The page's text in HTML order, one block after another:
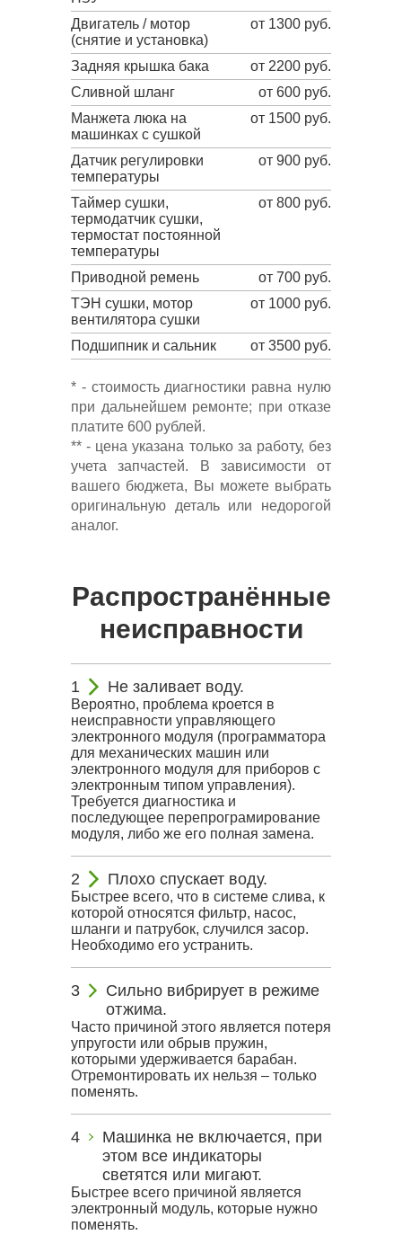
Двигатель / мотор
(снятие и установка)
от 1300 руб.
Задняя крышка бака
от 2200 руб.
Сливной шланг
от 600 руб.
Манжета люка на
машинках с сушкой
от 1500 руб.
Датчик регулировки
температуры
от 900 руб.
Таймер сушки,
термодатчик сушки,
термостат постоянной
температуры
от 800 руб.
Приводной ремень
от 700 руб.
ТЭН сушки, мотор
вентилятора сушки
от 1000 руб.
Подшипник и сальник от 3500 руб.
* - стоимость диагностики равна нулю
при дальнейшем ремонте; при отказе
платите 600 рублей.
** - цена указана только за работу, без
учета запчастей. В зависимости от
вашего бюджета, Вы можете выбрать
оригинальную деталь или недорогой
аналог.
Распространённые
неисправности
Не заливает воду.
Вероятно, проблема кроется в
неисправности управляющего
электронного модуля (программатора
для механических машин или
электронного модуля для приборов с
электронным типом управления).
Требуется диагностика и
последующее перепрограмирование
модуля, либо же его полная замена.
Плохо спускает воду.
Быстрее всего, что в системе слива, к
которой относятся фильтр, насос,
шланги и патрубок, случился засор.
Необходимо его устранить.
Сильно вибрирует в режиме
отжима.
Часто причиной этого является потеря
упругости или обрыв пружин,
которыми удерживается барабан.
Отремонтировать их нельзя – только
поменять.
Машинка не включается, при
этом все индикаторы
светятся или мигают.
Быстрее всего причиной является
электронный модуль, которые нужно
поменять.